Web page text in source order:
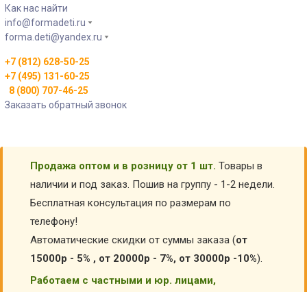
Как нас найти
info@formadeti.ru
forma.deti@yandex.ru
+7 (812) 628-50-25
+7 (495) 131-60-25
8 (800) 707-46-25
Заказать обратный звонок
Продажа оптом и в розницу от 1 шт. Товары в
наличии и под заказ. Пошив на группу - 1-2 недели.
Бесплатная консультация по размерам по
телефону!
Автоматические скидки от суммы заказа (от
15000р - 5% , от 20000р - 7%, от 30000р -10%).
Работаем с частными и юр. лицами,